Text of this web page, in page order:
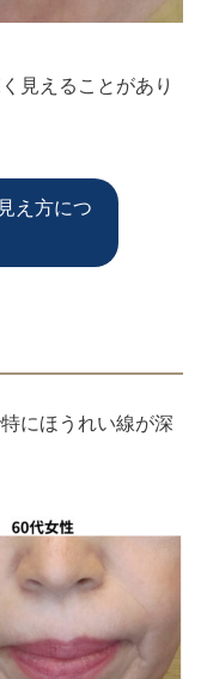
見えることがあり
え方につ
にほうれい線が深